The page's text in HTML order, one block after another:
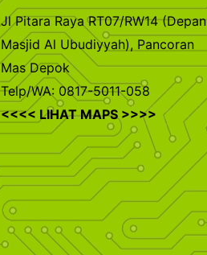
Jl Pitara Raya RT07/RW14 (Depan
Masjid Al Ubudiyyah), Pancoran
Mas Depok
Telp/WA: 0817-5011-058
<<<< LIHAT MAPS >>>>